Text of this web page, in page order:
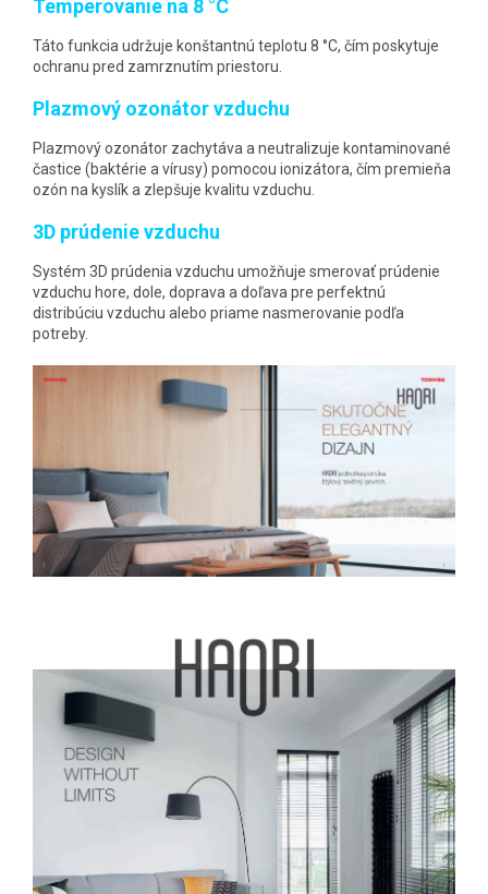
Temperovanie na 8 °C
Táto funkcia udržuje konštantnú teplotu 8 °C, čím poskytuje
ochranu pred zamrznutím priestoru.
Plazmový ozonátor vzduchu
Plazmový ozonátor zachytáva a neutralizuje kontaminované
častice (baktérie a vírusy) pomocou ionizátora, čím premieňa
ozón na kyslík a zlepšuje kvalitu vzduchu.
3D prúdenie vzduchu
Systém 3D prúdenia vzduchu umožňuje smerovať prúdenie
vzduchu hore, dole, doprava a doľava pre perfektnú
distribúciu vzduchu alebo priame nasmerovanie podľa
potreby.